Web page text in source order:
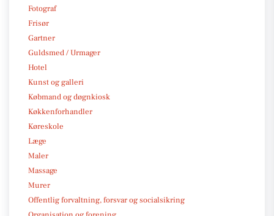
Fotograf
Frisør
Gartner
Guldsmed / Urmager
Hotel
Kunst og galleri
Købmand og døgnkiosk
Køkkenforhandler
Køreskole
Læge
Maler
Massage
Murer
Offentlig forvaltning, forsvar og socialsikring